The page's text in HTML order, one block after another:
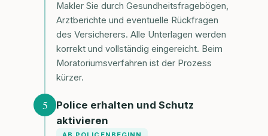
Makler Sie durch Gesundheitsfragebögen,
Arztberichte und eventuelle Rückfragen
des Versicherers. Alle Unterlagen werden
korrekt und vollständig eingereicht. Beim
Moratoriumsverfahren ist der Prozess
kürzer.
5
Police erhalten und Schutz
aktivieren